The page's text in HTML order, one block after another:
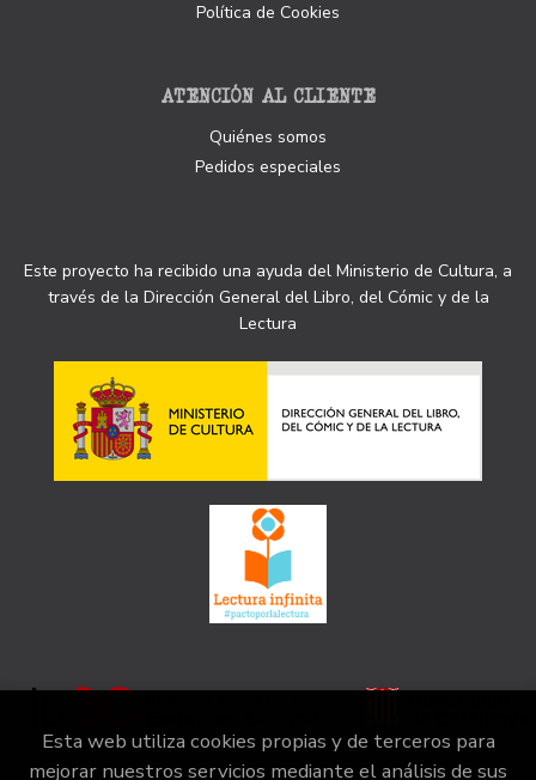
Política de Cookies
ATENCIÓN AL CLIENTE
Quiénes somos
Pedidos especiales
Este proyecto ha recibido una ayuda del Ministerio de Cultura, a
través de la Dirección General del Libro, del Cómic y de la
Lectura
Esta web utiliza cookies propias y de terceros para
mejorar nuestros servicios mediante el análisis de sus